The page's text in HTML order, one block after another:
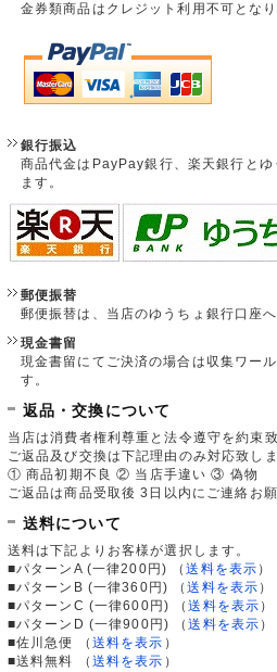
金券類商品はクレジット利用不可となり
銀行振込
商品代金はPayPay銀行、楽天銀行とゆ
ます。
郵便振替
郵便振替は、当店のゆうちょ銀行口座
現金書留
現金書留にてご決済の場合は収集ワー
す。
返品・交換について
当店は消費者権利尊重と法令遵守を約束致
ご返品及び交換は下記理由のみ対応致しま
① 商品初期不良 ② 当店手違い ③ 偽物
ご返品は商品受取後 3日以内にご連絡お願
送料について
送料は下記よりお客様が選択します。
■パターンA (一律200円)
（送料を表示 ）
■パターンB (一律360円)
（送料を表示 ）
■パターンC (一律600円)
（送料を表示 ）
■パターンD (一律900円)
（送料を表示 ）
■佐川急便
（ 送料を表示 ）
■送料無料
（ 送料を表示 ）